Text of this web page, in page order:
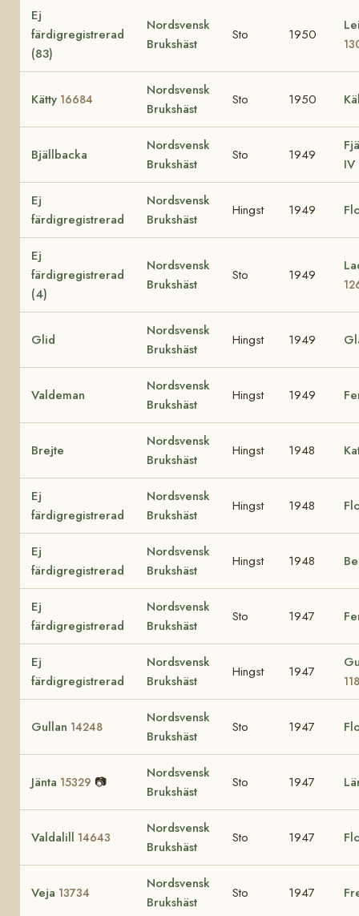
Ej
färdigregistrerad
(83)
Nordsvensk
Brukshäst
Sto 1950
Kätty 16684
Nordsvensk
Brukshäst
Sto 1950
Bjällbacka
Nordsvensk
Brukshäst
Sto 1949
IV
Ej
färdigregistrerad
Nordsvensk
Brukshäst
Hingst 1949
Ej
färdigregistrerad
(4)
Nordsvensk
Brukshäst
Sto 1949
Glid
Nordsvensk
Brukshäst
Hingst 1949
Valdeman
Nordsvensk
Brukshäst
Hingst 1949
Brejte
Nordsvensk
Brukshäst
Hingst 1948
Ej
färdigregistrerad
Nordsvensk
Brukshäst
Hingst 1948
Ej
färdigregistrerad
Nordsvensk
Brukshäst
Hingst 1948
Ej
färdigregistrerad
Nordsvensk
Brukshäst
Sto 1947
Ej
färdigregistrerad
Nordsvensk
Brukshäst
Hingst 1947
Gullan 14248
Nordsvensk
Brukshäst
Sto 1947
Jänta 15329 📷
Nordsvensk
Brukshäst
Sto 1947
Valdalill 14643
Nordsvensk
Brukshäst
Sto 1947
Veja 13734
Nordsvensk
Brukshäst
Sto 1947